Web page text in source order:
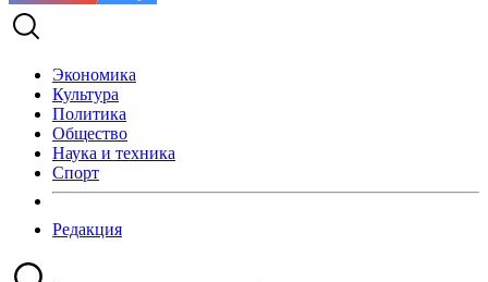
Экономика
Культура
Политика
Общество
Наука и техника
Спорт
Редакция